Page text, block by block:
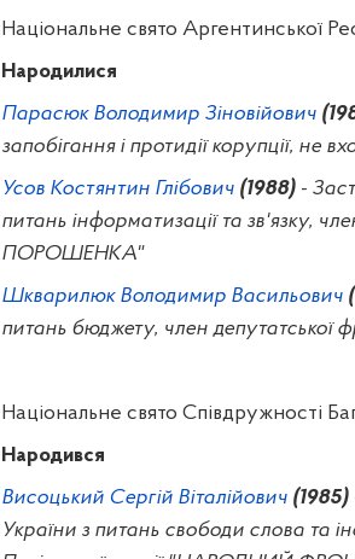
Національне свято Аргентинської
Народилися
Парасюк Володимир Зіновійович
запобігання і протидії корупції, не
Усов Костянтин Глібович (1988)-
питань інформатизації та зв'язку,
ПОРОШЕНКА"
Шкварилюк Володимир Васильович
питань бюджету, член
Національне свято Співдружності
Народився
Висоцький Сергій Віталійович (1985)
України з питань свободи слова та